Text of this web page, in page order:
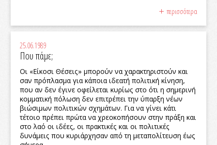
περισσότερα
25.06.1989
Που πάμε;
Οι «Είκοσι Θέσεις» μπορούν να χαρακτηριστούν και
σαν πρόπλασμα για κάποια ιδεατή πολιτική κίνηση,
που αν δεν έγινε οφείλεται κυρίως στο ότι η σημερινή
κομματική πόλωση δεν επιτρέπει την ύπαρξη νέων
βιώσιμων πολιτικών σχημάτων. Για να γίνει κάτι
τέτοιο πρέπει πρώτα να χρεοκοπήσουν στην πράξη και
στο λαό οι ιδέες, οι πρακτικές και οι πολιτικές
δυνάμεις που κυριάρχησαν από τη μεταπολίτευση έως